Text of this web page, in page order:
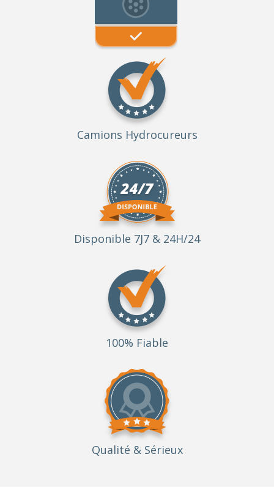
Camions Hydrocureurs
Disponible 7J7 & 24H/24
100% Fiable
Qualité & Sérieux